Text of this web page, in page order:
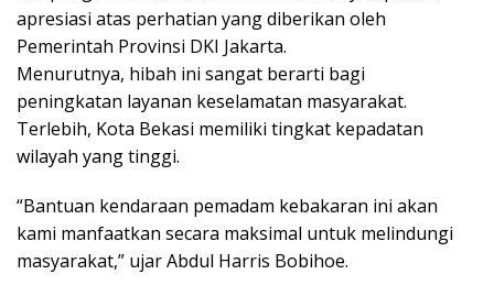
apresiasi atas perhatian yang diberikan oleh
Pemerintah Provinsi DKI Jakarta.
Menurutnya, hibah ini sangat berarti bagi
peningkatan layanan keselamatan masyarakat.
Terlebih, Kota Bekasi memiliki tingkat kepadatan
wilayah yang tinggi.
“Bantuan kendaraan pemadam kebakaran ini akan
kami manfaatkan secara maksimal untuk melindungi
masyarakat,” ujar Abdul Harris Bobihoe.